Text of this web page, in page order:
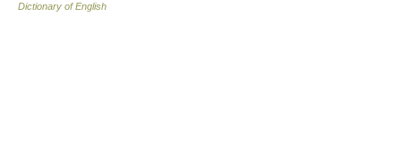
Dictionary of English